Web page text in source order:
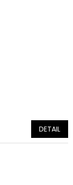
DETAIL